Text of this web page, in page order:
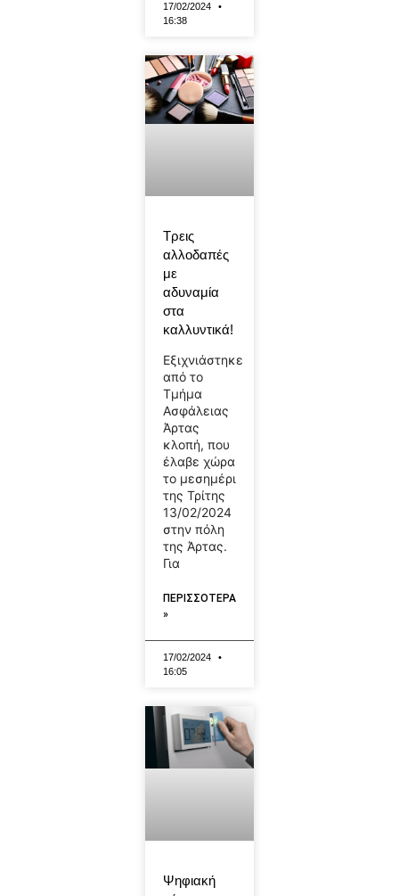
17/02/2024
16:38
Τρεις
αλλοδαπές
με
αδυναμία
στα
καλλυντικά!
Εξιχνιάστηκε
από το
Τμήμα
Ασφάλειας
Άρτας
κλοπή, που
έλαβε χώρα
το μεσημέρι
της Τρίτης
13/02/2024
στην πόλη
της Άρτας.
Για
ΠΕΡΙΣΣΟΤΕΡΑ
»
17/02/2024
16:05
Ψηφιακή